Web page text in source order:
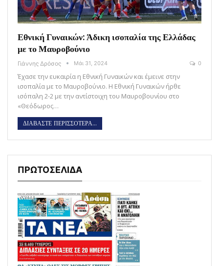
Εθνική Γυναικών: Άδικη ισοπαλία της Ελλάδας
με το Μαυροβούνιο
Γιάννης Δρόσος Μάι 31, 2024 0
Έχασε την ευκαιρία η Εθνική Γυναικών και έμεινε στην
ισοπαλία με το Μαυροβούνιο. Η Εθνική Γυναικών ήρθε
ισόπαλη 2-2 με την αντίστοιχη του Μαυροβουνίου στο
«Θεόδωρος…
ΔΙΑΒΑΣΤΕ ΠΕΡΙΣΣΟΤΕΡΑ...
ΠΡΩΤΟΣΕΛΙΔΑ